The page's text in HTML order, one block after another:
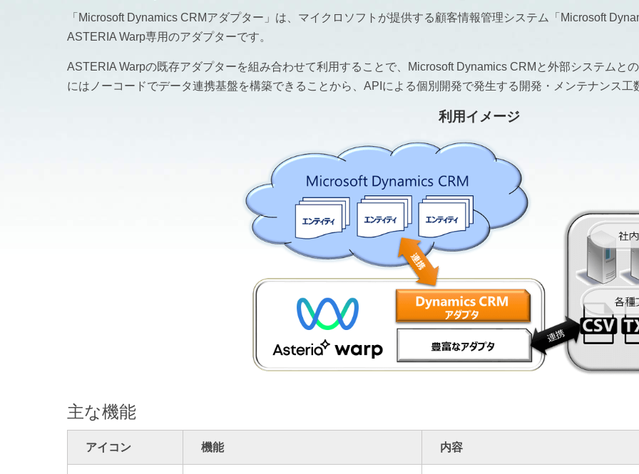
「Microsoft Dynamics CRMアダプター」は、マイクロソフトが提供する顧客情報管理システム「Microsoft
ASTERIA Warp専用のアダプターです。
ASTERIA Warpの既存アダプターを組み合わせて利用することで、Microsoft Dynamics CRMと外部システムと
にはノーコードでデータ連携基盤を構築できることから、APIによる個別開発で発生する開発・メンテナンス
利用イメージ
主な機能
アイコン 機能 内容